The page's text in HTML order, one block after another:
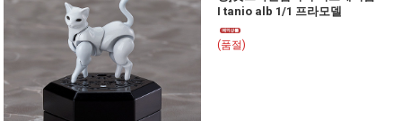
I tanio alb 1/1 프라모델
(품절)